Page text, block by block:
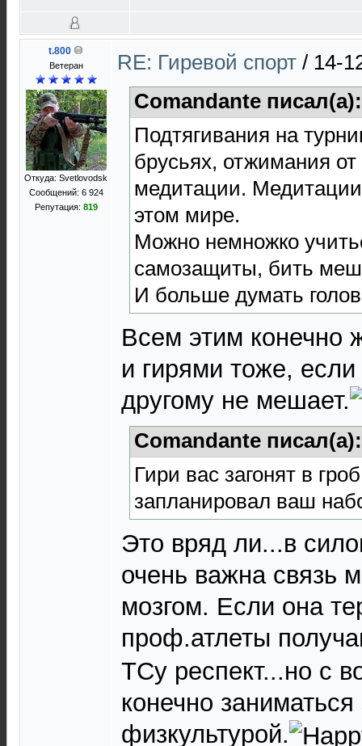
t.800
Ветеран
Откуда: Svetlovodsk
Сообщений: 6 924
Репутация: 819
RE: Гиревой спорт / 14-
Comandante
Подтягивания на
брусьях, отжимания
медитации.
этом мире.
Можно немножко
самозащиты, бить
И больше думать
Всем этим конечно
и гирями тоже,
другому не мешает.
Comandante
Гири вас загонят в
запланировал ваш
Это вряд ли...в
очень важна
мозгом. Если она
проф.атлеты
ТСу респект...но с
конечно
физкультурой.